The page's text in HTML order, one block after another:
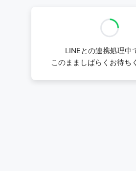
LINEとの連携処理中
このまましばらくお待ち